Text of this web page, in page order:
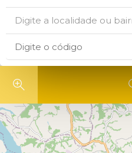
Digite a localidade ou